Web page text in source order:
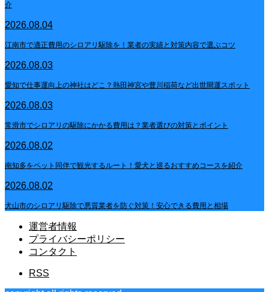
介
2026.08.04
江南市で適正費用のシロアリ駆除を！業者の実績と対策内容で選ぶコツ
2026.08.03
愛知で仕事運向上の神社はどこ？熱田神宮や豊川稲荷など出世開運スポット
2026.08.03
常滑市でシロアリの駆除にかかる費用は？業者選びの対策とポイント
2026.08.02
南知多をペット同伴で観光するルート！愛犬と巡るおすすめコースを紹介
2026.08.02
犬山市のシロアリ駆除で悪質業者を防ぐ対策！安心できる費用と相場
運営者情報
プライバシーポリシー
コンタクト
RSS